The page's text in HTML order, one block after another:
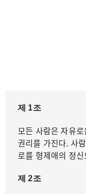
제 1조
모든 사람은 자유
권리를 가진다. 사
로를 형제애의 정
제 2조